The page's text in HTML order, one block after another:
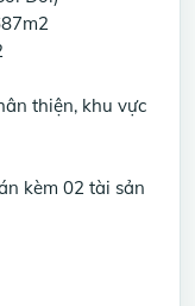
thiện, khu vực
kèm 02 tài sản